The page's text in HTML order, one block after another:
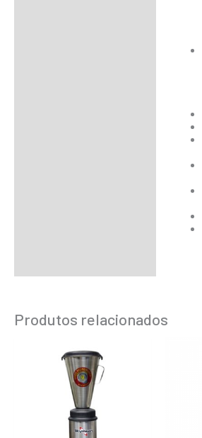
Produtos relacionados